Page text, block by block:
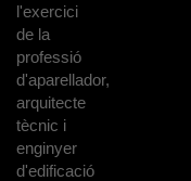
l'exercici
de la
professió
d'aparellador,
arquitecte
tècnic i
enginyer
d'edificació